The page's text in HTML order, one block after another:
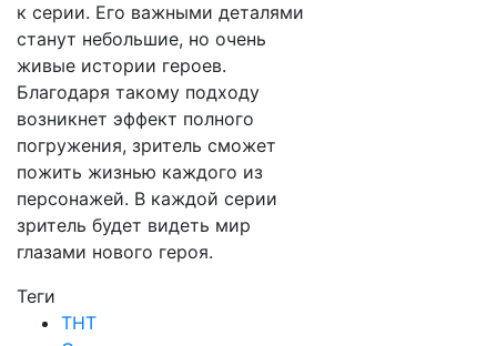
к серии. Его важными деталями
станут небольшие, но очень
живые истории героев.
Благодаря такому подходу
возникнет эффект полного
погружения, зритель сможет
пожить жизнью каждого из
персонажей. В каждой серии
зритель будет видеть мир
глазами нового героя.
Теги
ТНТ